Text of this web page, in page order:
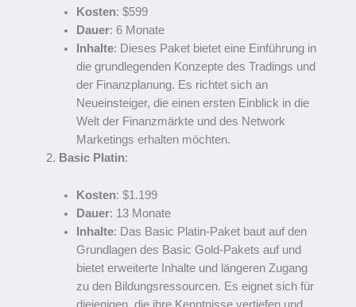
Kosten: $599
Dauer: 6 Monate
Inhalte: Dieses Paket bietet eine Einführung in
die grundlegenden Konzepte des Tradings und
der Finanzplanung. Es richtet sich an
Neueinsteiger, die einen ersten Einblick in die
Welt der Finanzmärkte und des Network
Marketings erhalten möchten.
Basic Platin:
Kosten: $1.199
Dauer: 13 Monate
Inhalte: Das Basic Platin-Paket baut auf den
Grundlagen des Basic Gold-Pakets auf und
bietet erweiterte Inhalte und längeren Zugang
zu den Bildungsressourcen. Es eignet sich für
diejenigen, die ihre Kenntnisse vertiefen und